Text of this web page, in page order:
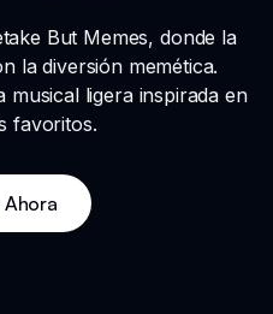
But Memes, donde la
la diversión memética.
musical ligera inspirada en
favoritos.